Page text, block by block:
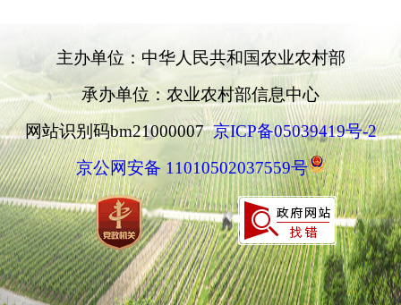
主办单位：中华人民共和国农业农村部
承办单位：农业农村部信息中心
网站识别码bm21000007京ICP备05039419号-2
京公网安备 11010502037559号